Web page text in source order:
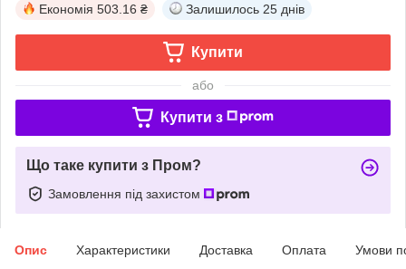
Економія 503.16 ₴ Залишилось 25 днів
Купити
або
Купити з
Що таке купити з Пром?
Замовлення під захистом
Опис Характеристики Доставка Оплата Умови